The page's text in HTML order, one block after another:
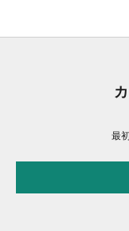
最